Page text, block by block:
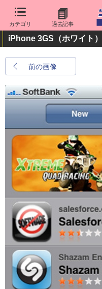
カテゴリ 過去記事
iPhone 3GS（ホワイト）
前の画像